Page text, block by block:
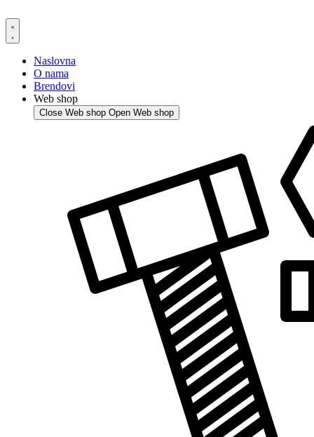
to
content
Naslovna
O nama
Brendovi
Web shop
Close Web shop Open Web shop